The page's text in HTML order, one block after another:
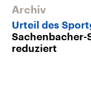
Archiv
Urteil des
Sachenbacher-
reduziert